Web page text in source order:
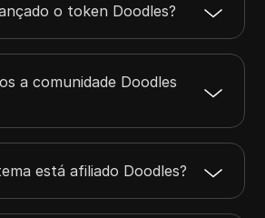
o token Doodles?
a comunidade Doodles
está afiliado Doodles?